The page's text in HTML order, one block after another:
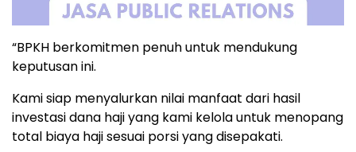
“BPKH berkomitmen penuh untuk mendukung
keputusan ini.
Kami siap menyalurkan nilai manfaat dari hasil
investasi dana haji yang kami kelola untuk menopang
total biaya haji sesuai porsi yang disepakati.